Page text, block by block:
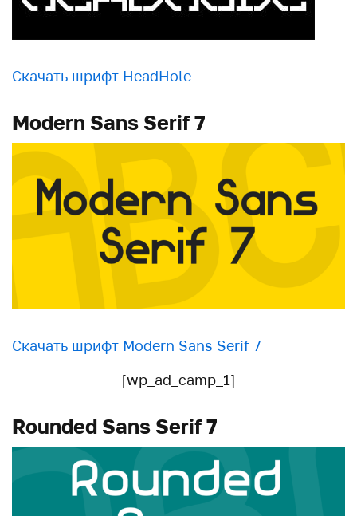
Скачать шрифт HeadHole
Modern Sans Serif 7
Скачать шрифт Modern Sans Serif 7
[wp_ad_camp_1]
Rounded Sans Serif 7